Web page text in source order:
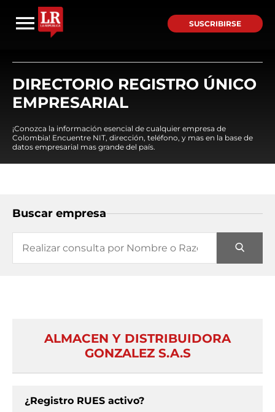
SUSCRIBIRSE
DIRECTORIO REGISTRO ÚNICO
EMPRESARIAL
¡Conozca la información esencial de cualquier empresa de
Colombia! Encuentre NIT, dirección, teléfono, y mas en la base de
datos empresarial mas grande del país.
Buscar empresa
ALMACEN Y DISTRIBUIDORA
GONZALEZ S.A.S
¿Registro RUES activo?